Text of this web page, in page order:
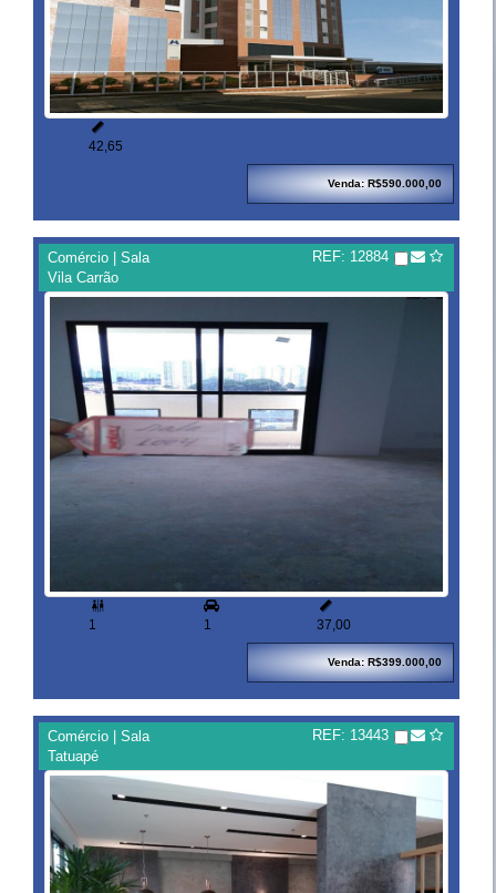

42,65
Venda: R$590.000,00
Comércio | Sala
Vila Carrão
REF: 12884

1 1

37,00
Venda: R$399.000,00
Comércio | Sala
Tatuapé
REF: 13443